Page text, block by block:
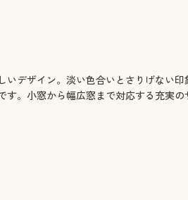
デザイン。淡い色合いとさりげない
。小窓から幅広窓まで対応する充実